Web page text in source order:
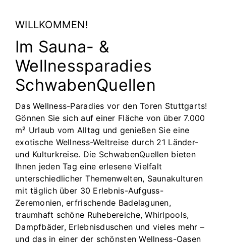
WILLKOMMEN!
Im Sauna- &
Wellnessparadies
SchwabenQuellen
Das Wellness-Paradies vor den Toren Stuttgarts!
Gönnen Sie sich auf einer Fläche von über 7.000
m² Urlaub vom Alltag und genießen Sie eine
exotische Wellness-Weltreise durch 21 Länder-
und Kulturkreise. Die SchwabenQuellen bieten
Ihnen jeden Tag eine erlesene Vielfalt
unterschiedlicher Themenwelten, Saunakulturen
mit täglich über 30 Erlebnis-Aufguss-
Zeremonien, erfrischende Badelagunen,
traumhaft schöne Ruhebereiche, Whirlpools,
Dampfbäder, Erlebnisduschen und vieles mehr –
und das in einer der schönsten Wellness-Oasen